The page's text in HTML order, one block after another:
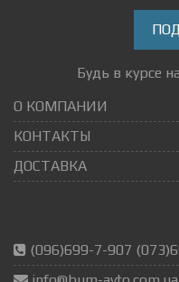
Будь в курсе
О КОМПАНИИ
КОНТАКТЫ
ДОСТАВКА
(096)699-7-907